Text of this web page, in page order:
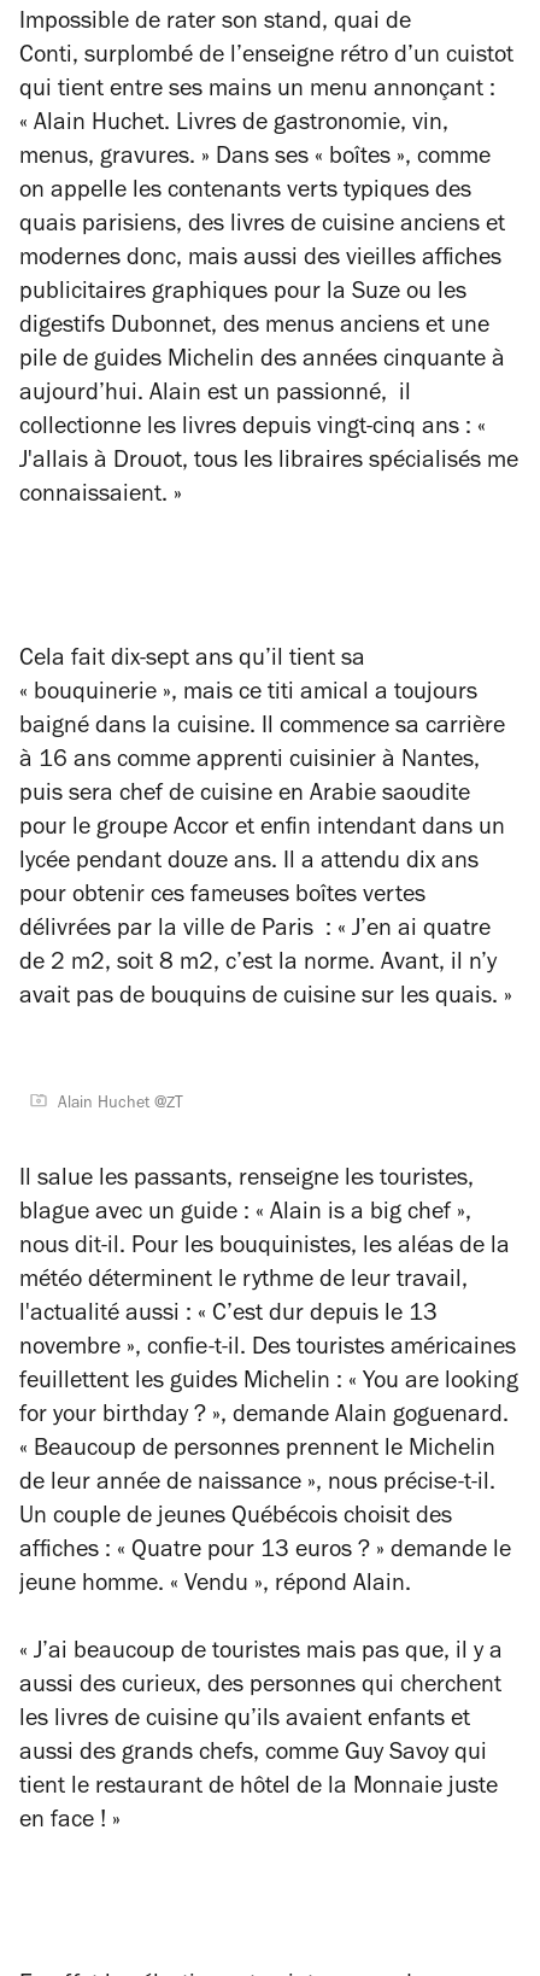
Impossible de rater son stand, quai de
Conti, surplombé de l’enseigne rétro d’un cuistot
qui tient entre ses mains un menu annonçant :
« Alain Huchet. Livres de gastronomie, vin,
menus, gravures. » Dans ses « boîtes », comme
on appelle les contenants verts typiques des
quais parisiens, des livres de cuisine anciens et
modernes donc, mais aussi des vieilles affiches
publicitaires graphiques pour la Suze ou les
digestifs Dubonnet, des menus anciens et une
pile de guides Michelin des années cinquante à
aujourd’hui. Alain est un passionné, il
collectionne les livres depuis vingt-cinq ans : «
J'allais à Drouot, tous les libraires spécialisés me
connaissaient. »
Cela fait dix-sept ans qu’il tient sa
« bouquinerie », mais ce titi amical a toujours
baigné dans la cuisine. Il commence sa carrière
à 16 ans comme apprenti cuisinier à Nantes,
puis sera chef de cuisine en Arabie saoudite
pour le groupe Accor et enfin intendant dans un
lycée pendant douze ans. Il a attendu dix ans
pour obtenir ces fameuses boîtes vertes
délivrées par la ville de Paris : « J’en ai quatre
de 2 m2, soit 8 m2, c’est la norme. Avant, il n’y
avait pas de bouquins de cuisine sur les quais. »
Alain Huchet @ZT
Il salue les passants, renseigne les touristes,
blague avec un guide : « Alain is a big chef »,
nous dit-il. Pour les bouquinistes, les aléas de la
météo déterminent le rythme de leur travail,
l'actualité aussi : « C’est dur depuis le 13
novembre », confie-t-il. Des touristes américaines
feuillettent les guides Michelin : « You are looking
for your birthday ? », demande Alain goguenard.
« Beaucoup de personnes prennent le Michelin
de leur année de naissance », nous précise-t-il.
Un couple de jeunes Québécois choisit des
affiches : « Quatre pour 13 euros ? » demande le
jeune homme. « Vendu », répond Alain.
« J’ai beaucoup de touristes mais pas que, il y a
aussi des curieux, des personnes qui cherchent
les livres de cuisine qu’ils avaient enfants et
aussi des grands chefs, comme Guy Savoy qui
tient le restaurant de hôtel de la Monnaie juste
en face ! »